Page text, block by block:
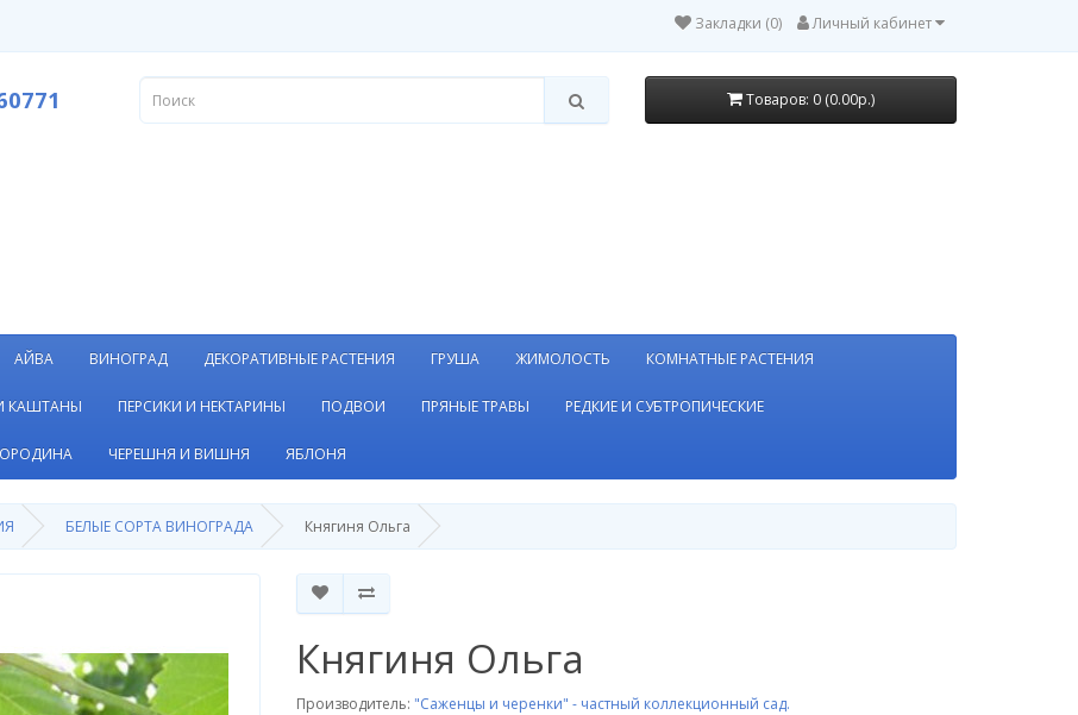
Закладки (0) Личный кабинет
Товаров: 0 (0.00р.)
АЙВА ВИНОГРАД ДЕКОРАТИВНЫЕ РАСТЕНИЯ ГРУША ЖИМОЛОСТЬ КОМНАТНЫЕ РАСТЕНИЯ
КАШТАНЫ ПЕРСИКИ И НЕКТАРИНЫ ПОДВОИ ПРЯНЫЕ ТРАВЫ РЕДКИЕ И СУБТРОПИЧЕСКИЕ
ЧЕРЕШНЯ И ВИШНЯ ЯБЛОНЯ
БЕЛЫЕ СОРТА ВИНОГРАДА Княгиня Ольга
Княгиня Ольга
Производитель: "Саженцы и черенки" - частный коллекционный сад.